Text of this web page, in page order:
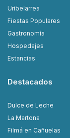
Uribelarrea
Fiestas Populares
Gastronomía
Hospedajes
Estancias
Destacados
Dulce de Leche
La Martona
Filmá en Cañuelas